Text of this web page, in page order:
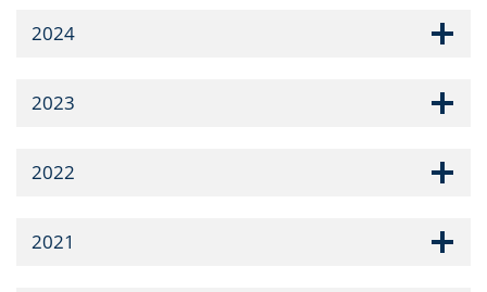
2024
2023
2022
2021